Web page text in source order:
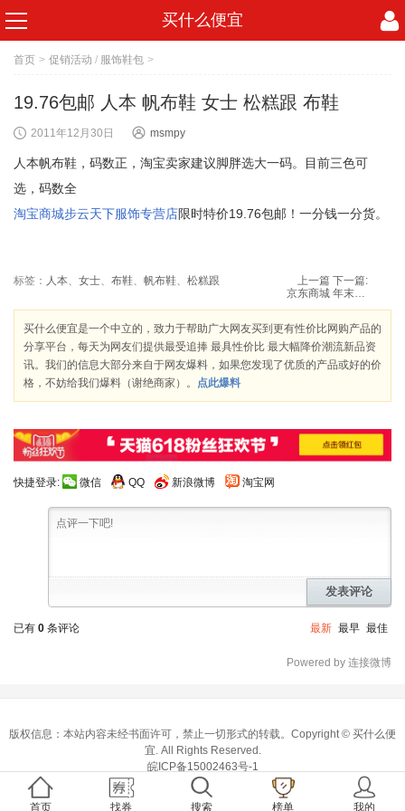
买什么便宜
首页 > 促销活动 / 服饰鞋包 >
19.76包邮 人本 帆布鞋 女士 松糕跟 布鞋
2011年12月30日 msmpy
人本帆布鞋，码数正，淘宝卖家建议脚胖选大一码。目前三色可
选，码数全
淘宝商城步云天下服饰专营店限时特价19.76包邮！一分钱一分货。
标签： 人本、 女士、 布鞋、 帆布鞋、 松糕跟 上一篇 下一篇:
京东商城 年末大清仓 特价衣服 鞋子
买什么便宜是一个中立的，致力于帮助广大网友买到更有性价比网购产品的
分享平台，每天为网友们提供最受追捧 最具性价比 最大幅降价潮流新品资
讯。我们的信息大部分来自于网友爆料，如果您发现了优质的产品或好的价
格，不妨给我们爆料（谢绝商家）。 点此爆料
快捷登录: 微信 QQ 新浪微博 淘宝网
发表评论
已有 0 条评论 最新 最早 最佳
Powered by 连接微博
版权信息：本站内容未经书面许可，禁止一切形式的转载。Copyright © 买什么便
宜 . All Rights Reserved.
皖ICP备15002463号-1
首页 找券 搜索 榜单 我的